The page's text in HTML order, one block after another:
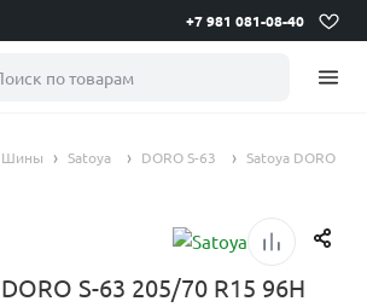
+7 981 081-08-40
по товарам
Шины Satoya DORO S-63
Satoya DORO
S-63 205/70 R15 96H